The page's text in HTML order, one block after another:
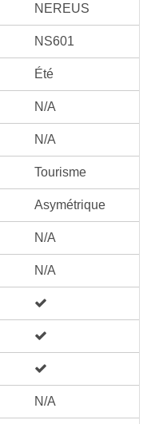
NEREUS
NS601
Été
N/A
N/A
Tourisme
Asymétrique
N/A
N/A
N/A